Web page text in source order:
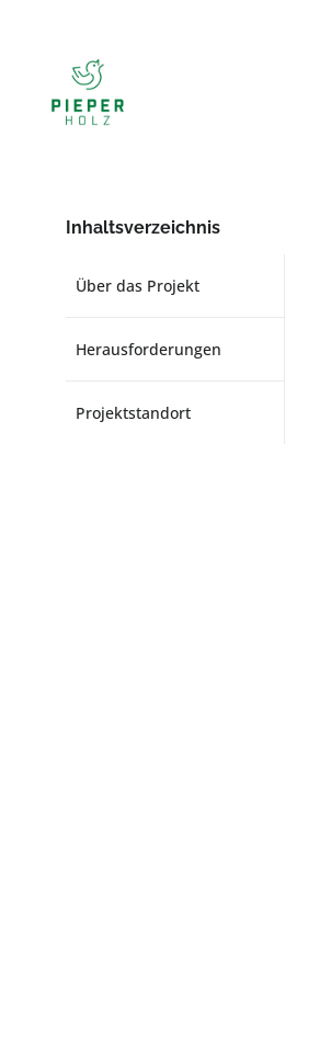
Inhaltsverzeichnis
Über das Projekt
Herausforderungen
Projektstandort